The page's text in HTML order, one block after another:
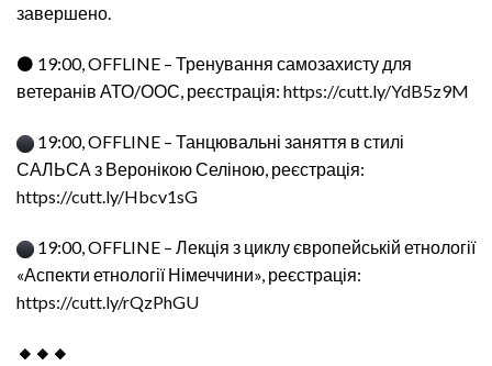
завершено.
⚫ 19:00, OFFLINE – Тренування самозахисту для
ветеранів АТО/ООС, реєстрація: https://cutt.ly/YdB5z9M
19:00, OFFLINE – Танцювальні заняття в стилі
САЛЬСА з Веронікою Селіною, реєстрація:
https://cutt.ly/Hbcv1sG
19:00, OFFLINE – Лекція з циклу європейській етнології
«Аспекти етнології Німеччини», реєстрація:
https://cutt.ly/rQzPhGU
🔸🔸🔸